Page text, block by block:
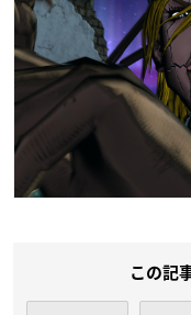
この記